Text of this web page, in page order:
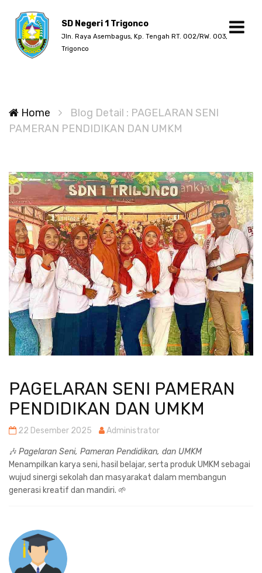
SD Negeri 1 Trigonco
Jln. Raya Asembagus, Kp. Tengah RT. 002/RW. 003,
Trigonco
Home
Blog Detail : PAGELARAN SENI
PAMERAN PENDIDIKAN DAN UMKM
PAGELARAN SENI PAMERAN
PENDIDIKAN DAN UMKM
22 Desember 2025 Administrator
🎶 Pagelaran Seni, Pameran Pendidikan, dan UMKM
Menampilkan karya seni, hasil belajar, serta produk UMKM sebagai
wujud sinergi sekolah dan masyarakat dalam membangun
generasi kreatif dan mandiri. 🌱